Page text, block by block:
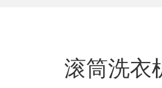
滚筒洗衣